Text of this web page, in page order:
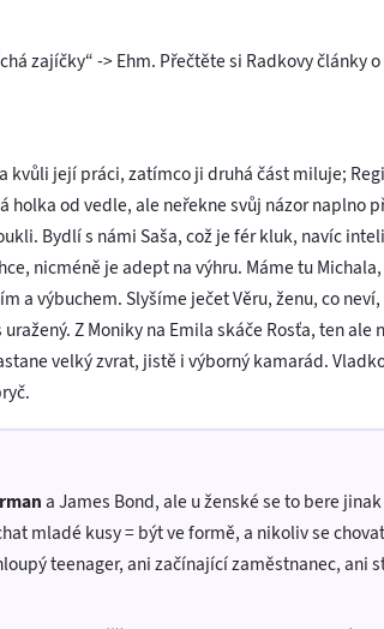
zajíčky -> Ehm. Přečtěte si Radkovy články
její práci, zatímco ji druhá část miluje;
holka od vedle, ale neřekne svůj názor naplno
Bydlí s námi Saša, což je fér kluk, navíc
nicméně je adept na výhru. Máme tu
a výbuchem. Slyšíme ječet Věru, ženu, co
Z Moniky na Emila skáče Rosťa, ten
velký zvrat, jistě i výborný kamarád.
a James Bond, ale u ženské se to bere
mladé kusy = být ve formě, a nikoliv se
teenager, ani začínající zaměstnanec, ani